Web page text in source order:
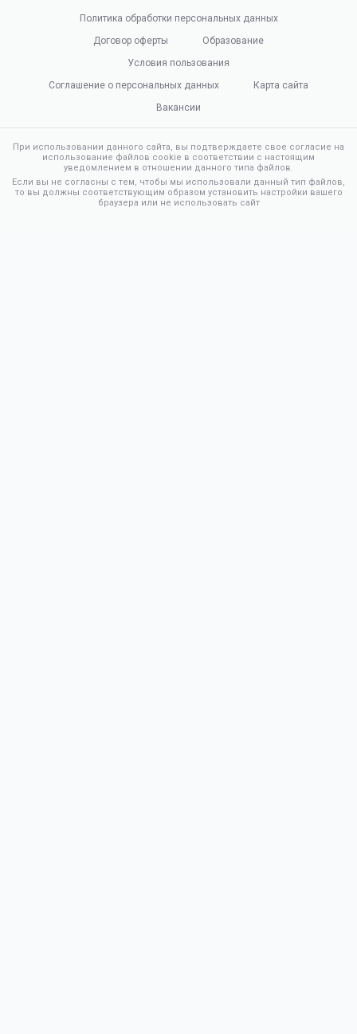
Политика обработки персональных данных
Договор оферты
Образование
Условия пользования
Соглашение о персональных данных
Карта сайта
Вакансии
При использовании данного сайта, вы подтверждаете свое согласие на
использование файлов cookie в соответствии с настоящим
уведомлением в отношении данного типа файлов.
Если вы не согласны с тем, чтобы мы использовали данный тип файлов,
то вы должны соответствующим образом установить настройки вашего
браузера или не использовать сайт